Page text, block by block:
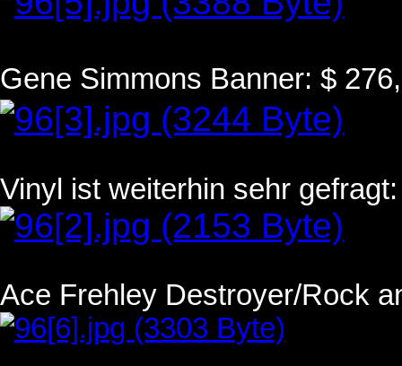
Gene Simmons Banner: $
Vinyl ist weiterhin sehr
Ace Frehley Destroyer/Rock